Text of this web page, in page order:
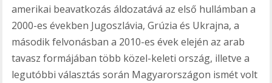
amerikai beavatkozás áldozatává az első hullámban a
2000-es években Jugoszlávia, Grúzia és Ukrajna, a
második felvonásban a 2010-es évek elején az arab
tavasz formájában több közel-keleti ország, illetve a
legutóbbi választás során Magyarországon ismét volt